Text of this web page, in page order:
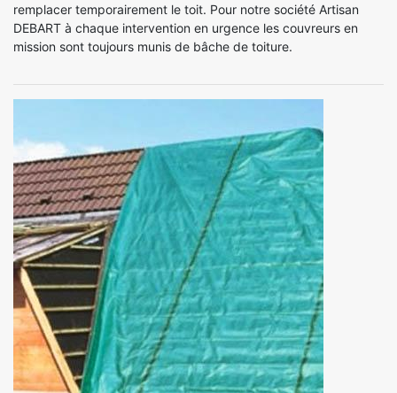
remplacer temporairement le toit. Pour notre société Artisan
DEBART à chaque intervention en urgence les couvreurs en
mission sont toujours munis de bâche de toiture.